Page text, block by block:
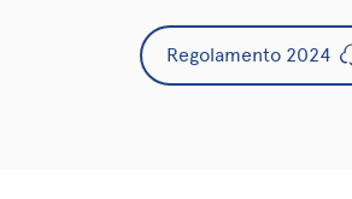
Regolamento 2024